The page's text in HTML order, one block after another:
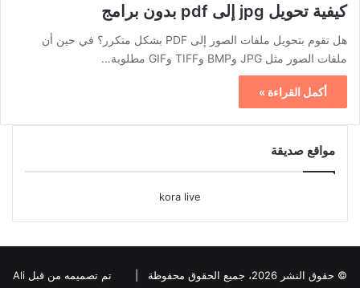
كيفية تحويل jpg إلى pdf بدون برامج
هل تقوم بتحويل ملفات الصور إلى PDF بشكل متكرر؟ في حين أن
ملفات الصور مثل JPG وBMP وTIFF وGIF مطلوبة…
أكمل القراءة »
مواقع صديقة
kora live
© حقوق النشر 2026، جميع الحقوق محفوظة | تم تصميمه من قبل Ali